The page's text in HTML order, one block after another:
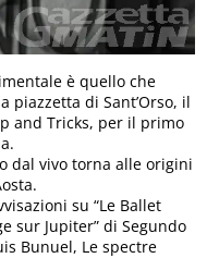
è quello che
piazzetta di Sant’Orso, il
and Tricks, per il primo
dal vivo torna alle origini
su “Le Ballet
sur Jupiter” di Segundo
Bunuel, Le spectre